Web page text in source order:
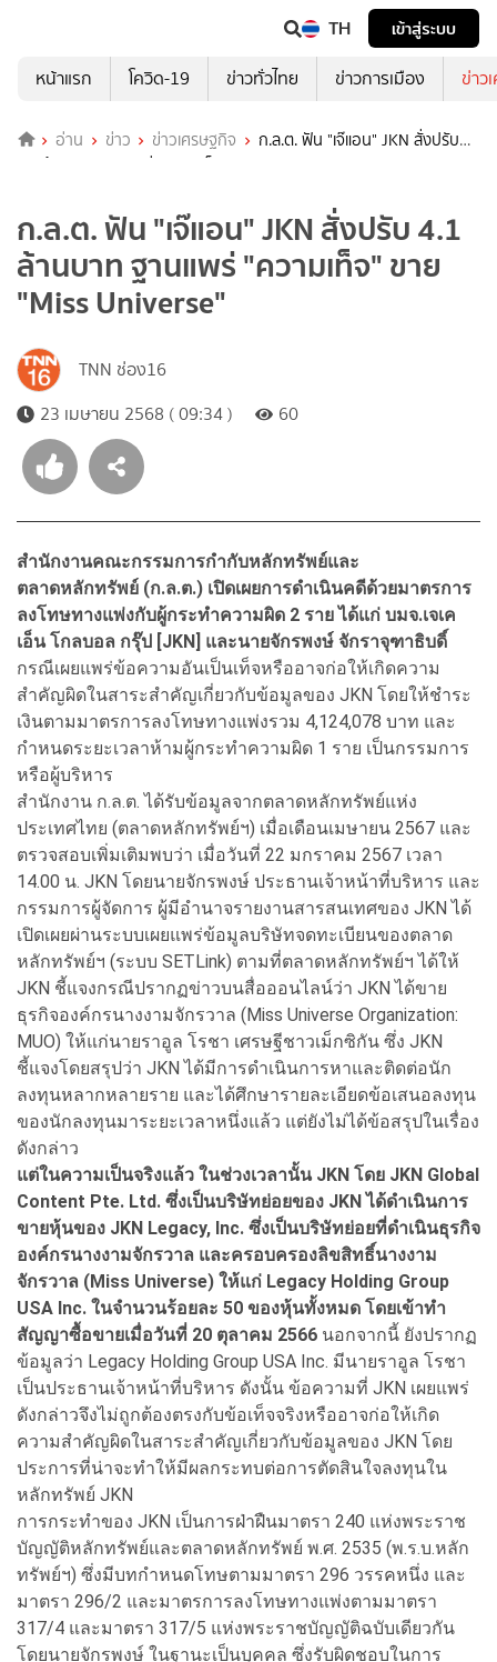
TH
เข้าสู่ระบบ
หน้าแรก
โควิด-19 ข่าวทั่วไทย ข่าวการเมือง ข่าว
อ่าน ข่าว ข่าวเศรษฐกิจ
ก.ล.ต. ฟัน "เจ๊แอน" JKN สั่งปรับ
4.1 ล้านบาท ฐานแพร่ "ความเท็จ" ขาย "Miss Universe"
ก.ล.ต. ฟัน "เจ๊แอน" JKN สั่งปรับ 4.1
ล้านบาท ฐานแพร่ "ความเท็จ" ขาย
"Miss Universe"
TNN ช่อง16
23 เมษายน 2568 ( 09:34 )
60
สำนักงานคณะกรรมการกำกับหลักทรัพย์และ
ตลาดหลักทรัพย์ (ก.ล.ต.) เปิดเผยการดำเนินคดีด้วยมาตรการ
ลงโทษทางแพ่งกับผู้กระทำความผิด 2 ราย ได้แก่ บมจ.เจเค
เอ็น โกลบอล กรุ๊ป [JKN] และนายจักรพงษ์ จักราจุฑาธิบดิ์
กรณีเผยแพร่ข้อความอันเป็นเท็จหรืออาจก่อให้เกิดความ
สำคัญผิดในสาระสำคัญเกี่ยวกับข้อมูลของ JKN โดยให้ชำระ
เงินตามมาตรการลงโทษทางแพ่งรวม 4,124,078 บาท และ
กำหนดระยะเวลาห้ามผู้กระทำความผิด 1 ราย เป็นกรรมการ
หรือผู้บริหาร
สำนักงาน ก.ล.ต. ได้รับข้อมูลจากตลาดหลักทรัพย์แห่ง
ประเทศไทย (ตลาดหลักทรัพย์ฯ) เมื่อเดือนเมษายน 2567 และ
ตรวจสอบเพิ่มเติมพบว่า เมื่อวันที่ 22 มกราคม 2567 เวลา
14.00 น. JKN โดยนายจักรพงษ์ ประธานเจ้าหน้าที่บริหาร และ
กรรมการผู้จัดการ ผู้มีอำนาจรายงานสารสนเทศของ JKN ได้
เปิดเผยผ่านระบบเผยแพร่ข้อมูลบริษัทจดทะเบียนของตลาด
หลักทรัพย์ฯ (ระบบ SETLink) ตามที่ตลาดหลักทรัพย์ฯ ได้ให้
JKN ชี้แจงกรณีปรากฏข่าวบนสื่อออนไลน์ว่า JKN ได้ขาย
ธุรกิจองค์กรนางงามจักรวาล (Miss Universe Organization:
MUO) ให้แก่นายราอูล โรชา เศรษฐีชาวเม็กซิกัน ซึ่ง JKN
ชี้แจงโดยสรุปว่า JKN ได้มีการดำเนินการหาและติดต่อนัก
ลงทุนหลากหลายราย และได้ศึกษารายละเอียดข้อเสนอลงทุน
ของนักลงทุนมาระยะเวลาหนึ่งแล้ว แต่ยังไม่ได้ข้อสรุปในเรื่อง
ดังกล่าว
แต่ในความเป็นจริงแล้ว ในช่วงเวลานั้น JKN โดย JKN Global
Content Pte. Ltd. ซึ่งเป็นบริษัทย่อยของ JKN ได้ดำเนินการ
ขายหุ้นของ JKN Legacy, Inc. ซึ่งเป็นบริษัทย่อยที่ดำเนินธุรกิจ
องค์กรนางงามจักรวาล และครอบครองลิขสิทธิ์นางงาม
จักรวาล (Miss Universe) ให้แก่ Legacy Holding Group
USA Inc. ในจำนวนร้อยละ 50 ของหุ้นทั้งหมด โดยเข้าทำ
สัญญาซื้อขายเมื่อวันที่ 20 ตุลาคม 2566 นอกจากนี้ ยังปรากฏ
ข้อมูลว่า Legacy Holding Group USA Inc. มีนายราอูล โรชา
เป็นประธานเจ้าหน้าที่บริหาร ดังนั้น ข้อความที่ JKN เผยแพร่
ดังกล่าวจึงไม่ถูกต้องตรงกับข้อเท็จจริงหรืออาจก่อให้เกิด
ความสำคัญผิดในสาระสำคัญเกี่ยวกับข้อมูลของ JKN โดย
ประการที่น่าจะทำให้มีผลกระทบต่อการตัดสินใจลงทุนใน
หลักทรัพย์ JKN
การกระทำของ JKN เป็นการฝ่าฝืนมาตรา 240 แห่งพระราช
บัญญัติหลักทรัพย์และตลาดหลักทรัพย์ พ.ศ. 2535 (พ.ร.บ.หลัก
ทรัพย์ฯ) ซึ่งมีบทกำหนดโทษตามมาตรา 296 วรรคหนึ่ง และ
มาตรา 296/2 และมาตรการลงโทษทางแพ่งตามมาตรา
317/4 และมาตรา 317/5 แห่งพระราชบัญญัติฉบับเดียวกัน
โดยนายจักรพงษ์ ในฐานะเป็นบุคคล ซึ่งรับผิดชอบในการ